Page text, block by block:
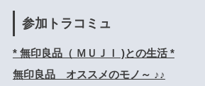
参加トラコミュ
* 無印良品（ ＭＵＪＩ )との生活 *
無印良品 オススメのモノ～ ♪♪